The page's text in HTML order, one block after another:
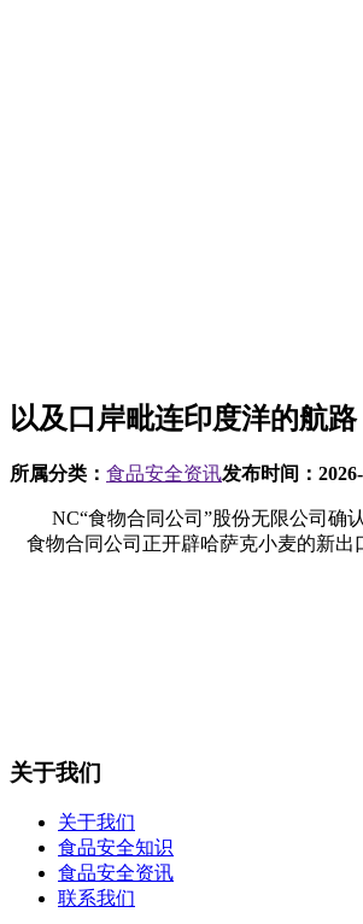
以及口岸毗连印度洋的航路
所属分类： 食品安全资讯发布时间：
NC“食物合同公司”股份无限公司确认
食物合同公司正开辟哈萨克小麦的新
关于我们
关于我们
食品安全知识
食品安全资讯
联系我们